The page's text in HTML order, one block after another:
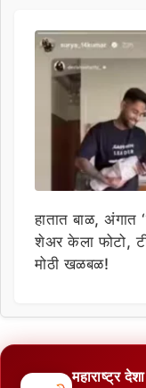
हातात बाळ, अंगात
शेअर केला फोटो,
मोठी खळबळ!
महाराष्ट्र